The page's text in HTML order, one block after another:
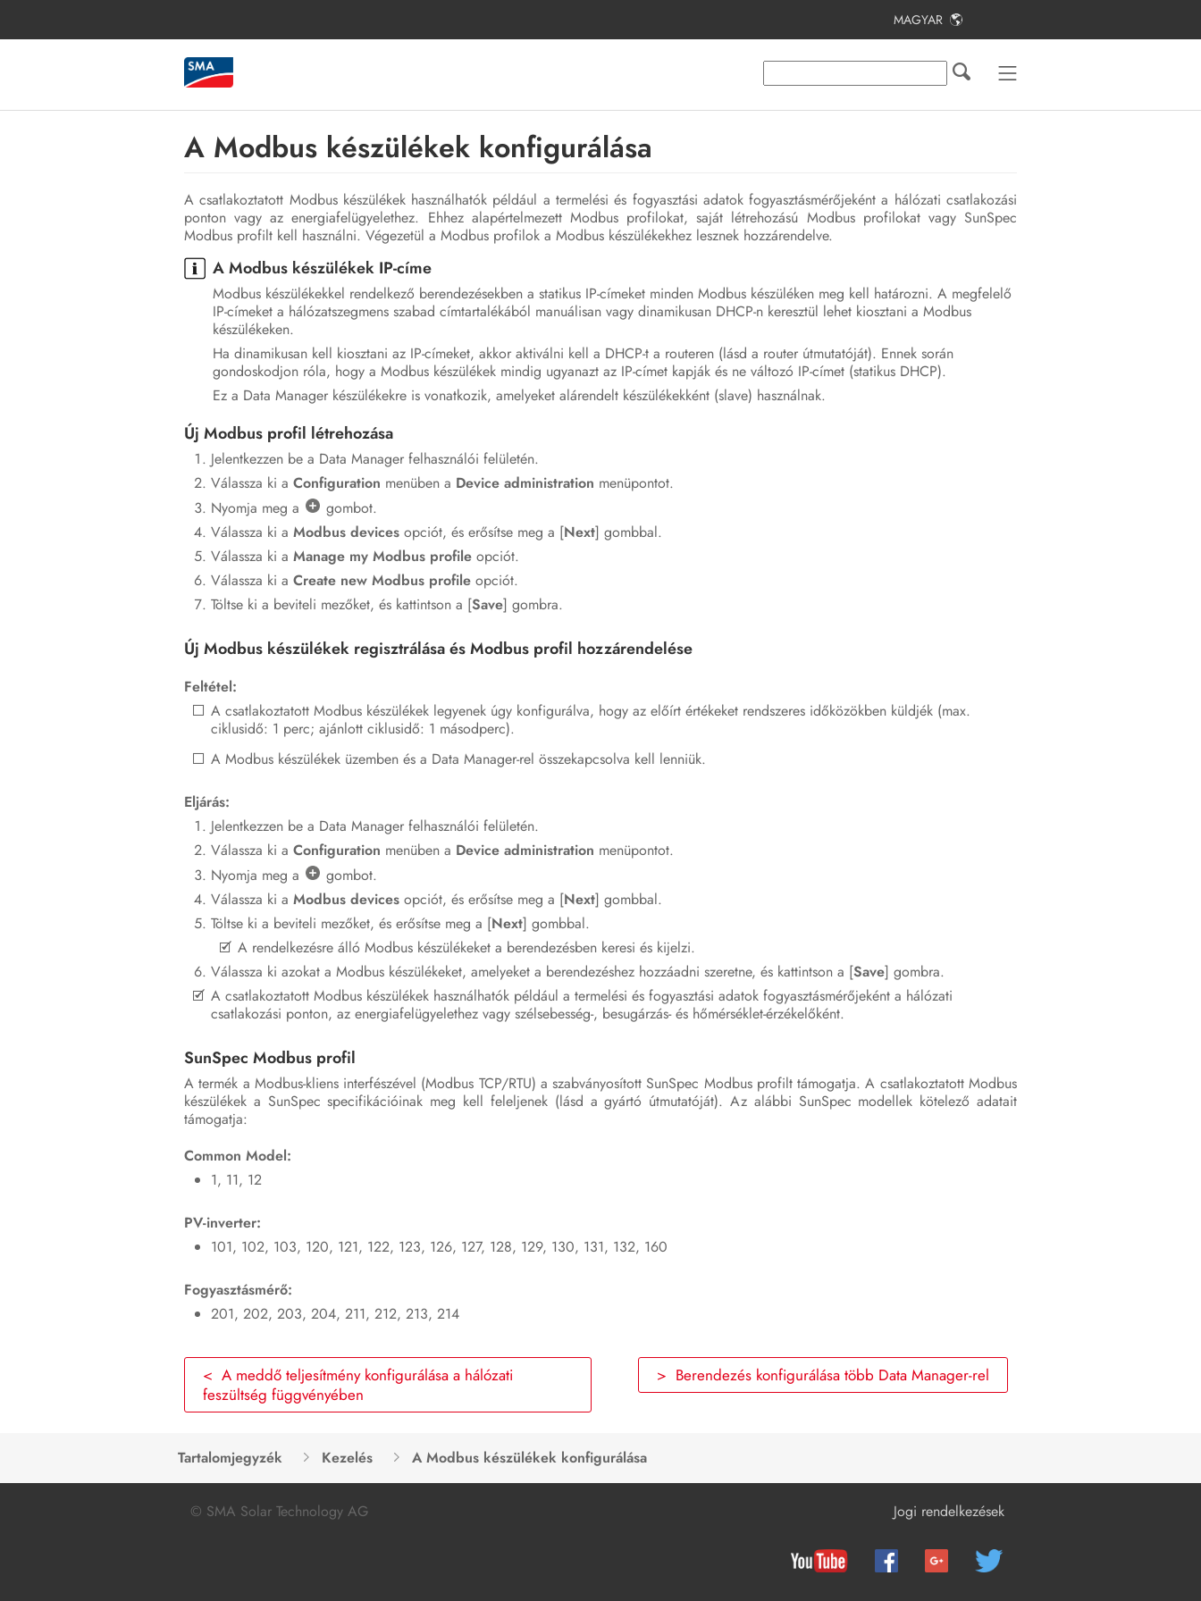
MAGYAR
A Modbus készülékek konfigurálása
A csatlakoztatott Modbus készülékek használhatók például a termelési és fogyasztási adatok fogyasztásmérőjeként a hálózati csatlakozási
ponton vagy az energiafelügyelethez. Ehhez alapértelmezett Modbus profilokat, saját létrehozású Modbus profilokat vagy SunSpec
Modbus profilt kell használni. Végezetül a Modbus profilok a Modbus készülékekhez lesznek hozzárendelve.
A Modbus készülékek IP-címe
Modbus készülékekkel rendelkező berendezésekben a statikus IP-címeket minden Modbus készüléken meg kell határozni. A megfelelő
IP-címeket a hálózatszegmens szabad címtartalékából manuálisan vagy dinamikusan DHCP-n keresztül lehet kiosztani a Modbus
készülékeken.
Ha dinamikusan kell kiosztani az IP-címeket, akkor aktiválni kell a DHCP-t a routeren (lásd a router útmutatóját). Ennek során
gondoskodjon róla, hogy a Modbus készülékek mindig ugyanazt az IP-címet kapják és ne változó IP-címet (statikus DHCP).
Ez a Data Manager készülékekre is vonatkozik, amelyeket alárendelt készülékekként (slave) használnak.
Új Modbus profil létrehozása
Jelentkezzen be a Data Manager felhasználói felületén.
Válassza ki a Configuration menüben a Device administration menüpontot.
Nyomja meg a
gombot.
Válassza ki a Modbus devices opciót, és erősítse meg a [Next] gombbal.
Válassza ki a Manage my Modbus profile opciót.
Válassza ki a Create new Modbus profile opciót.
Töltse ki a beviteli mezőket, és kattintson a [Save] gombra.
Új Modbus készülékek regisztrálása és Modbus profil hozzárendelése
Feltétel:
A csatlakoztatott Modbus készülékek legyenek úgy konfigurálva, hogy az előírt értékeket rendszeres időközökben küldjék (max.
ciklusidő: 1 perc; ajánlott ciklusidő: 1 másodperc).
A Modbus készülékek üzemben és a Data Manager-rel összekapcsolva kell lenniük.
Eljárás:
Jelentkezzen be a Data Manager felhasználói felületén.
Válassza ki a Configuration menüben a Device administration menüpontot.
Nyomja meg a
gombot.
Válassza ki a Modbus devices opciót, és erősítse meg a [Next] gombbal.
Töltse ki a beviteli mezőket, és erősítse meg a [Next] gombbal.
A rendelkezésre álló Modbus készülékeket a berendezésben keresi és kijelzi.
Válassza ki azokat a Modbus készülékeket, amelyeket a berendezéshez hozzáadni szeretne, és kattintson a [Save] gombra.
A csatlakoztatott Modbus készülékek használhatók például a termelési és fogyasztási adatok fogyasztásmérőjeként a hálózati
csatlakozási ponton, az energiafelügyelethez vagy szélsebesség-, besugárzás- és hőmérséklet-érzékelőként.
SunSpec Modbus profil
A termék a Modbus-kliens interfészével (Modbus TCP/RTU) a szabványosított SunSpec Modbus profilt támogatja. A csatlakoztatott Modbus
készülékek a SunSpec specifikációinak meg kell feleljenek (lásd a gyártó útmutatóját). Az alábbi SunSpec modellek kötelező adatait
támogatja:
Common Model:
1, 11, 12
PV-inverter:
101, 102, 103, 120, 121, 122, 123, 126, 127, 128, 129, 130, 131, 132, 160
Fogyasztásmérő:
201, 202, 203, 204, 211, 212, 213, 214
< A meddő teljesítmény konfigurálása a hálózati
feszültség függvényében
> Berendezés konfigurálása több Data Manager-rel
Tartalomjegyzék Kezelés A Modbus készülékek konfigurálása
© SMA Solar Technology AG Jogi rendelkezések
Tartalomjegyzék
Termékáttekintés
Csatlakoztatás
Kezelés